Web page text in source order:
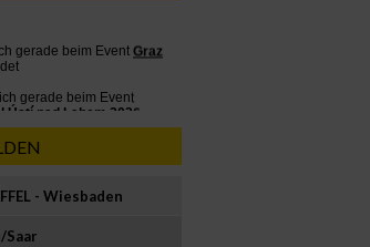
- Wiesbaden
Saar